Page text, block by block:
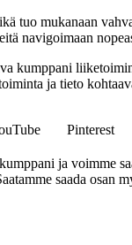
tuo mukanaan
navigoimaan
kumppani
ja tieto
Pinterest
ja voimme
saada